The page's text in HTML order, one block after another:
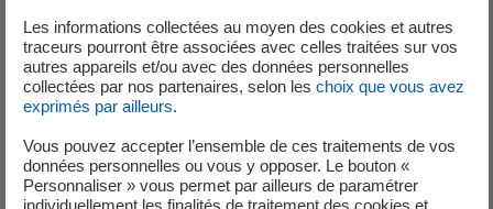
+33 (1) 40 42 46 37
service-de-presse@edf.fr
Les informations collectées au moyen des cookies et autres
traceurs pourront être associées avec celles traitées sur vos
autres appareils et/ou avec des données personnelles
collectées par nos partenaires, selon les choix que vous avez
exprimés par ailleurs.
Vous pouvez accepter l’ensemble de ces traitements de vos
données personnelles ou vous y opposer. Le bouton «
Personnaliser » vous permet par ailleurs de paramétrer
individuellement les finalités de traitement des cookies et